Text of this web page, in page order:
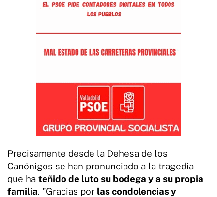
Precisamente desde la Dehesa de los
Canónigos se han pronunciado a la tragedia
que ha teñido de luto su bodega y a su propia
familia. "Gracias por las condolencias y